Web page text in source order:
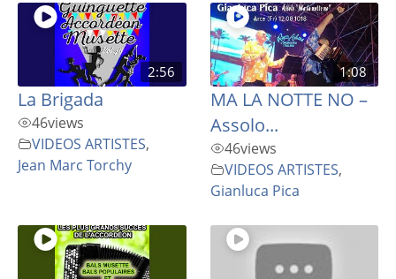
2:56
La Brigada
46views
VIDEOS ARTISTES,
Jean Marc Torchy
1:08
MA LA NOTTE NO –
Assolo...
46views
VIDEOS ARTISTES,
Gianluca Pica